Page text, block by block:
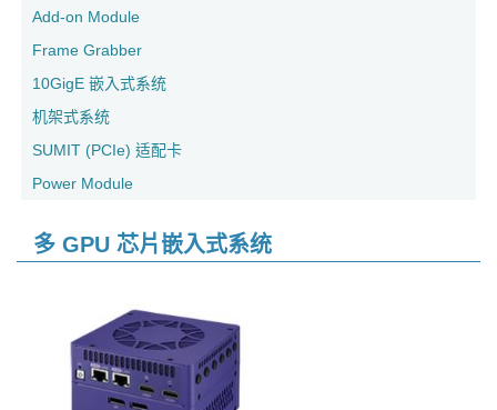
Add-on Module
Frame Grabber
10GigE 嵌入式系统
机架式系统
SUMIT (PCIe) 适配卡
Power Module
多 GPU 芯片嵌入式系统